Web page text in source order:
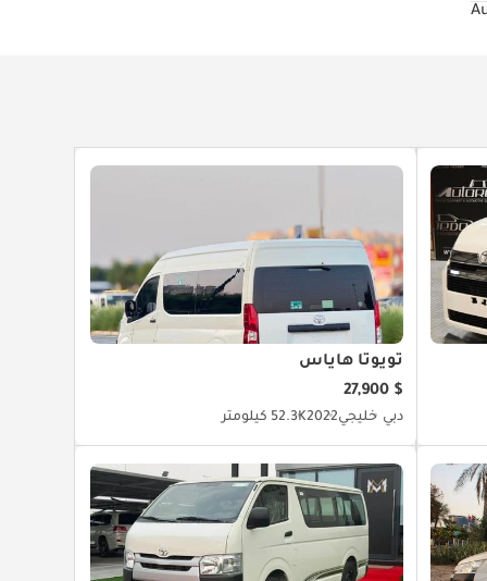
تويوتا هاياس
$ 27,900
دبي خليجي202252.3K كيلومتر